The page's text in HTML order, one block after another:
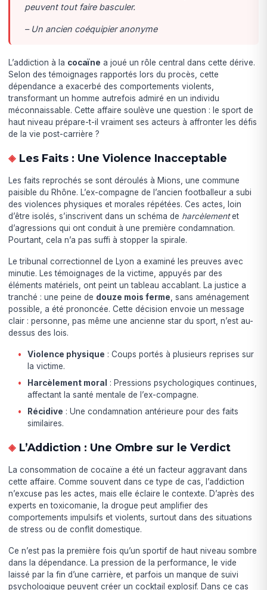
peuvent tout faire basculer.
– Un ancien coéquipier anonyme
L’addiction à la cocaïne a joué un rôle central dans cette dérive.
Selon des témoignages rapportés lors du procès, cette
dépendance a exacerbé des comportements violents,
transformant un homme autrefois admiré en un individu
méconnaissable. Cette affaire soulève une question : le sport de
haut niveau prépare-t-il vraiment ses acteurs à affronter les défis
de la vie post-carrière ?
Les Faits : Une Violence Inacceptable
Les faits reprochés se sont déroulés à Mions, une commune
paisible du Rhône. L’ex-compagne de l’ancien footballeur a subi
des violences physiques et morales répétées. Ces actes, loin
d’être isolés, s’inscrivent dans un schéma de harcèlementet
d’agressions qui ont conduit à une première condamnation.
Pourtant, cela n’a pas suffi à stopper la spirale.
Le tribunal correctionnel de Lyon a examiné les preuves avec
minutie. Les témoignages de la victime, appuyés par des
éléments matériels, ont peint un tableau accablant. La justice a
tranché : une peine de douze mois ferme , sans aménagement
possible, a été prononcée. Cette décision envoie un message
clair : personne, pas même une ancienne star du sport, n’est au-
dessus des lois.
Violence physique : Coups portés à plusieurs reprises sur
la victime.
Harcèlement moral : Pressions psychologiques continues,
affectant la santé mentale de l’ex-compagne.
Récidive : Une condamnation antérieure pour des faits
similaires.
L’Addiction : Une Ombre sur le Verdict
La consommation de cocaïne a été un facteur aggravant dans
cette affaire. Comme souvent dans ce type de cas, l’addiction
n’excuse pas les actes, mais elle éclaire le contexte. D’après des
experts en toxicomanie, la drogue peut amplifier des
comportements impulsifs et violents, surtout dans des situations
de stress ou de conflit domestique.
Ce n’est pas la première fois qu’un sportif de haut niveau sombre
dans la dépendance. La pression de la performance, le vide
laissé par la fin d’une carrière, et parfois un manque de suivi
psychologique peuvent créer un cocktail explosif. Dans ce cas